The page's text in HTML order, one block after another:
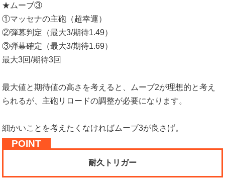
★ムーブ③
①マッセナの主砲（超幸運）
②弾幕判定（最大3/期待1.49）
③弾幕確定（最大3/期待1.69）
最大3回/期待3回
最大値と期待値の高さを考えると、ムーブ2が理想的と考え
られるが、主砲リロードの調整が必要になります。
細かいことを考えたくなければムーブ3が良さげ。
耐久トリガー